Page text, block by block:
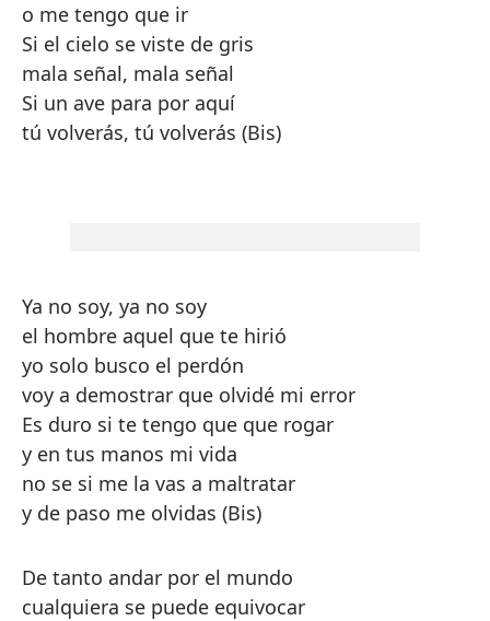
o me tengo que ir
Si el cielo se viste de gris
mala señal, mala señal
Si un ave para por aquí
tú volverás, tú volverás (Bis)
Ya no soy, ya no soy
el hombre aquel que te hirió
yo solo busco el perdón
voy a demostrar que olvidé mi error
Es duro si te tengo que que rogar
y en tus manos mi vida
no se si me la vas a maltratar
y de paso me olvidas (Bis)
De tanto andar por el mundo
cualquiera se puede equivocar